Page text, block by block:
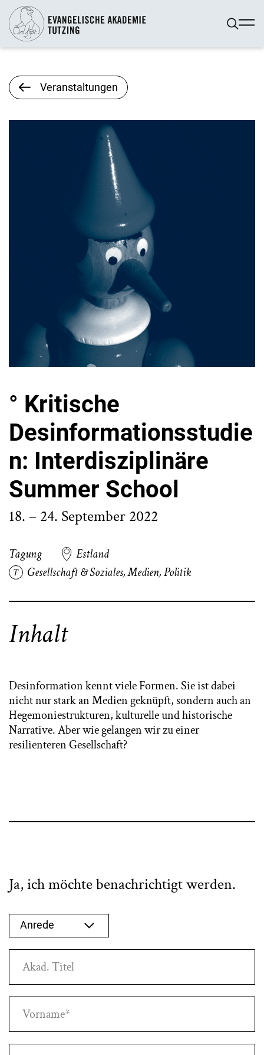
Veranstaltungen
° Kritische
Desinformationsstudie
n: Interdisziplinäre
Summer School
18. – 24. September 2022
Tagung
Estland
Gesellschaft & Soziales,Medien,Politik
Inhalt
Desinformation kennt viele Formen. Sie ist dabei
nicht nur stark an Medien geknüpft, sondern auch an
Hegemoniestrukturen, kulturelle und historische
Narrative. Aber wie gelangen wir zu einer
resilienteren Gesellschaft?
Ja, ich möchte benachrichtigt werden.
Anrede auswählen
Anrede
Akad. Titel
Vorname*